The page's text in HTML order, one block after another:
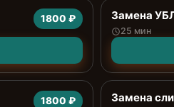
1800 ₽ Замена
25 мин
1800 ₽ Замена